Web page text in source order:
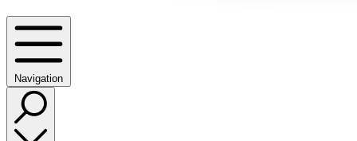
Navigation